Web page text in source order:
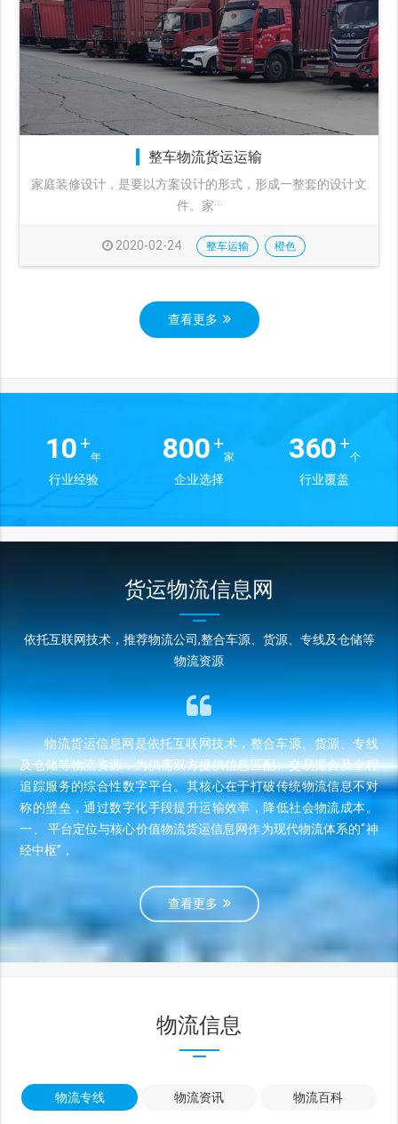
整车物流货运运输
家庭装修设计，是要以方案设计的形式，形成一整套的设计文
件。家···
2020-02-24 整车运输 橙色
查看更多
10 +
年
行业经验
800 +
家
企业选择
360 +
个
行业覆盖
货运物流信息网
依托互联网技术，推荐物流公司,整合车源、货源、专线及仓储等
物流资源
物流货运信息网是依托互联网技术，整合车源、货源、专线
及仓储等物流资源，为供需双方提供信息匹配、交易撮合及全程
追踪服务的综合性数字平台。其核心在于打破传统物流信息不对
称的壁垒，通过数字化手段提升运输效率，降低社会物流成本。
一、 平台定位与核心价值物流货运信息网作为现代物流体系的“神
经中枢”，
查看更多
物流信息
物流专线 物流资讯 物流百科